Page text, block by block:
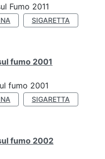
Fumo 2011
SIGARETTA
fumo 2001
fumo 2001
SIGARETTA
fumo 2002